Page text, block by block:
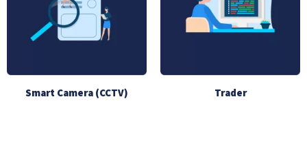
Smart Camera (CCTV) Trader